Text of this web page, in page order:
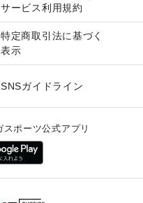
サービス利用規約
特定商取引法に基づく
表示
SNSガイドライン
ポーツ公式アプリ